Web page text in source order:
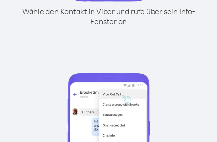
Wähle den Kontakt in Viber und rufe über sein Info-
Fenster an